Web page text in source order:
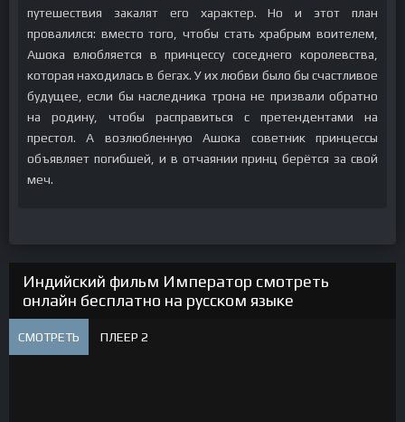
путешествия закалят его характер. Но и этот план
провалился: вместо того, чтобы стать храбрым воителем,
Ашока влюбляется в принцессу соседнего королевства,
которая находилась в бегах. У их любви было бы счастливое
будущее, если бы наследника трона не призвали обратно
на родину, чтобы расправиться с претендентами на
престол. А возлюбленную Ашока советник принцессы
объявляет погибшей, и в отчаянии принц берётся за свой
меч.
Индийский фильм Император смотреть
онлайн бесплатно на русском языке
СМОТРЕТЬ ПЛЕЕР 2